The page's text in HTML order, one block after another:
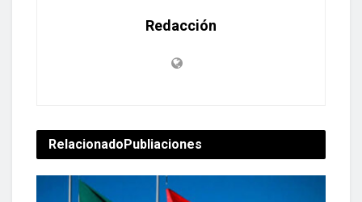
Redacción
RelacionadoPubliaciones